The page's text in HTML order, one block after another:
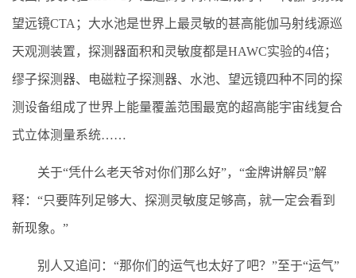
望远镜CTA；大水池是世界上最灵敏的甚高能伽马射线源巡
天观测装置，探测器面积和灵敏度都是HAWC实验的4倍；
缪子探测器、电磁粒子探测器、水池、望远镜四种不同的探
测设备组成了世界上能量覆盖范围最宽的超高能宇宙线复合
式立体测量系统……
关于“凭什么老天爷对你们那么好”，“金牌讲解员”解
释：“只要阵列足够大、探测灵敏度足够高，就一定会看到
新现象。”
别人又追问：“那你们的运气也太好了吧？”至于“运气”